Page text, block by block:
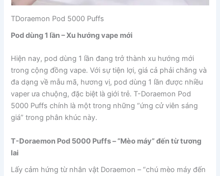
TDoraemon Pod 5000 Puffs
Pod dùng 1 lần – Xu hướng vape mới
Hiện nay, pod dùng 1 lần đang trở thành xu hướng mới
trong cộng đồng vape. Với sự tiện lợi, giá cả phải chăng và
đa dạng về mẫu mã, hương vị, pod dùng 1 lần được nhiều
vaper ưa chuộng, đặc biệt là giới trẻ. T-Doraemon Pod
5000 Puffs chính là một trong những “ứng cử viên sáng
giá” trong phân khúc này.
T-Doraemon Pod 5000 Puffs – “Mèo máy” đến từ tương
lai
Lấy cảm hứng từ nhân vật Doraemon – “chú mèo máy đến